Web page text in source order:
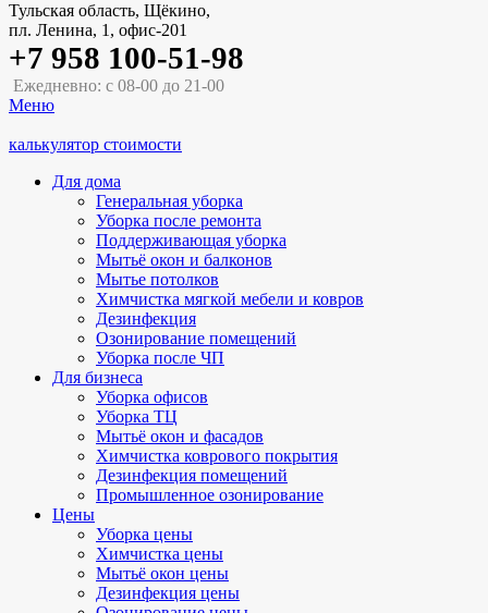
Тульская область, Щёкино,
пл. Ленина, 1, офис-201
+7 958 100-51-98
Ежедневно: с 08-00 до 21-00
Меню
калькулятор стоимости
Для дома
Генеральная уборка
Уборка после ремонта
Поддерживающая уборка
Мытьё окон и балконов
Мытье потолков
Химчистка мягкой мебели и ковров
Дезинфекция
Озонирование помещений
Уборка после ЧП
Для бизнеса
Уборка офисов
Уборка ТЦ
Мытьё окон и фасадов
Химчистка коврового покрытия
Дезинфекция помещений
Промышленное озонирование
Цены
Уборка цены
Химчистка цены
Мытьё окон цены
Дезинфекция цены